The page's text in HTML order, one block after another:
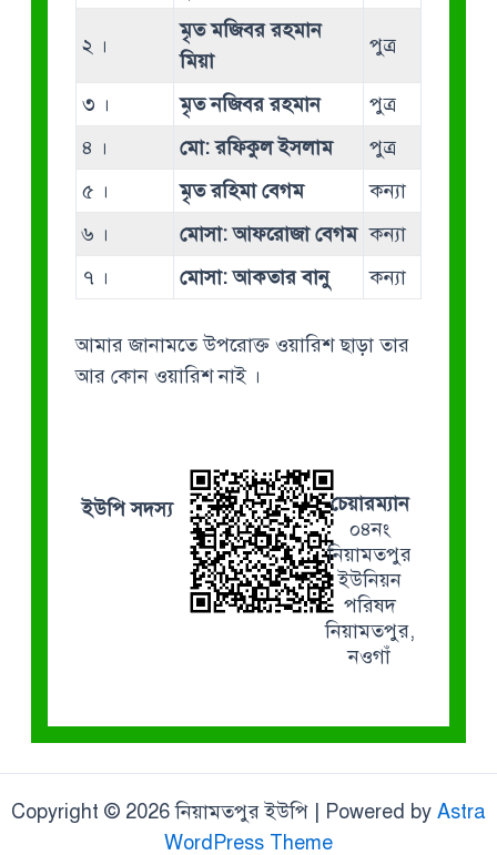
২ ।
মৃত মজিবর রহমান
মিয়া
পুত্র
৩ । মৃত নজিবর রহমান
পুত্র
৪ ।
মো: রফিকুল ইসলাম
পুত্র
৫ ।
মৃত রহিমা বেগম
কন্যা
৬ ।
মোসা: আফরোজা বেগম কন্যা
৭ ।
মোসা: আকতার বানু কন্যা
আমার জানামতে উপরোক্ত ওয়ারিশ ছাড়া তার
আর কোন ওয়ারিশ নাই ।
ইউপি সদস্য
চেয়ারম্যান
০৪নং
নিয়ামতপুর
ইউনিয়ন
পরিষদ
নিয়ামতপুর,
নওগাঁ
Copyright © 2026 নিয়ামতপুর ইউপি | Powered by Astra
WordPress Theme